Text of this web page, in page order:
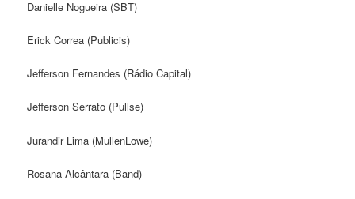
Danielle Nogueira (SBT)
Erick Correa (Publicis)
Jefferson Fernandes (Rádio Capital)
Jefferson Serrato (Pullse)
Jurandir Lima (MullenLowe)
Rosana Alcântara (Band)